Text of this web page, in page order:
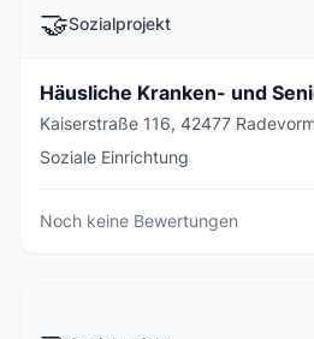
🤝Sozialprojekt
Kaiserstraße 116, 42477
Soziale Einrichtung
Noch keine Bewertungen